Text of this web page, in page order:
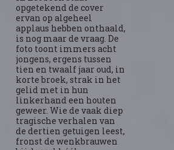
opgetekend de cover
ervan op algeheel
applaus hebben onthaald,
is nog maar de vraag. De
foto toont immers acht
jongens, ergens tussen
tien en twaalf jaar oud, in
korte broek, strak in het
gelid met in hun
linkerhand een houten
geweer. Wie de vaak diep
tragische verhalen van
de dertien getuigen leest,
fronst de wenkbrauwen